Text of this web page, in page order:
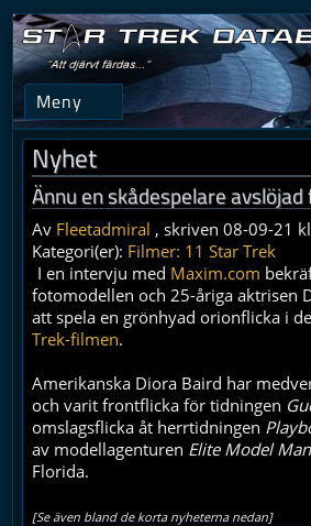
Nyhet
Ännu en skådespelare avslöjad
Av Fleetadmiral , skriven 08-09-21
Kategori(er): Filmer: 11 Star Trek
I en intervju med Maxim.com
fotomodellen och 25-åriga aktrisen
att spela en grönhyad orionflicka i
Trek-filmen.
Amerikanska Diora Baird har
och varit frontflicka för tidningen
omslagsflicka åt herrtidningen
av modellagenturen Elite Model
Florida.
[Se även bland de korta nyheterna nedan]
Meny